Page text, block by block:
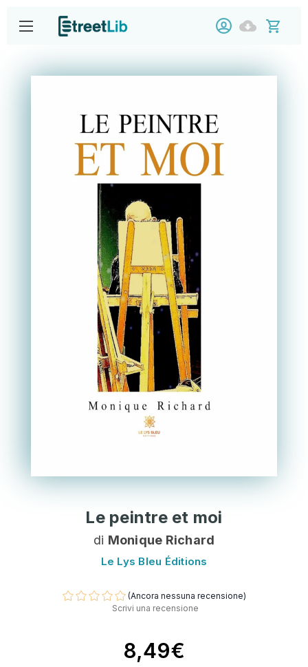
Le peintre et moi
di Monique Richard
Le Lys Bleu Éditions
(Ancora nessuna recensione)
Scrivi una recensione
8,49€